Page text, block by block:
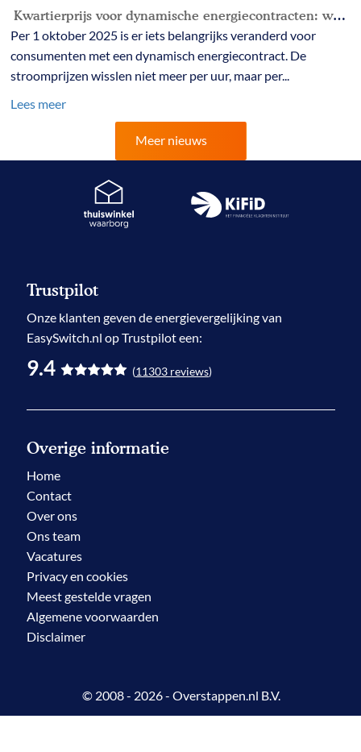
Kwartierprijs voor dynamische energiecontracten: wat betekent dit voor jouw energierekening?
Per 1 oktober 2025 is er iets belangrijks veranderd voor
consumenten met een dynamisch energiecontract. De
stroomprijzen wisslen niet meer per uur, maar per...
Lees meer
Meer nieuws
Trustpilot
Onze klanten geven deenergievergelijkingvan
EasySwitch.nl op Trustpilot een:
9.4 (11303 reviews)
Overige informatie
Home
Contact
Over ons
Ons team
Vacatures
Privacy en cookies
Meest gestelde vragen
Algemene voorwaarden
Disclaimer
© 2008 - 2026 - Overstappen.nl B.V.